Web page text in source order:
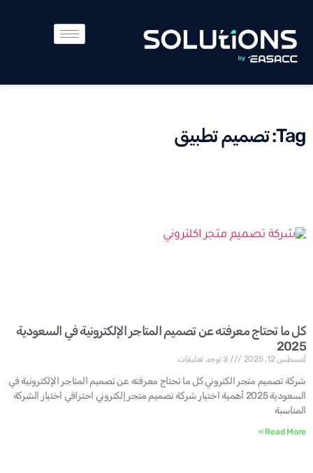
Tag: تصميم تطبيق
كل ما تحتاج معرفته عن تصميم المتاجر الإلكترونية في السعودية
2025
أغسطس 12, 2025 لا توجد تعليقات
شركة تصميم متجر الكتروني كل ما تحتاج معرفته عن تصميم المتاجر الإلكترونية في
السعودية 2025 أهمية اختيار شركة تصميم متجر إلكتروني احترافي اختيار الشركة
المناسبة
Read More »